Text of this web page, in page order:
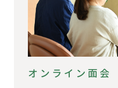
オンライン面会